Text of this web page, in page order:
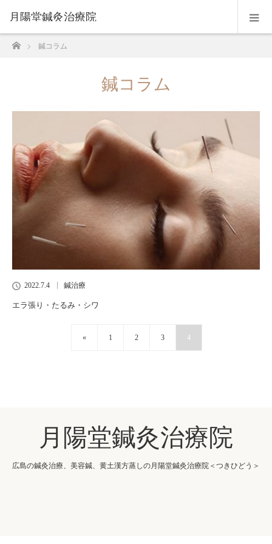
月陽堂鍼灸治療院
ホーム鍼コラム
鍼コラム
2022.7.4 鍼治療
エラ張り・たるみ・シワ
« 1 2 3 4
月陽堂鍼灸治療院
広島の鍼灸治療、美容鍼、黄土漢方蒸しの月陽堂鍼灸治療院＜つきひどう＞